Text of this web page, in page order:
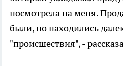
посмотрела на меня.
были, но находились
"происшествия", -